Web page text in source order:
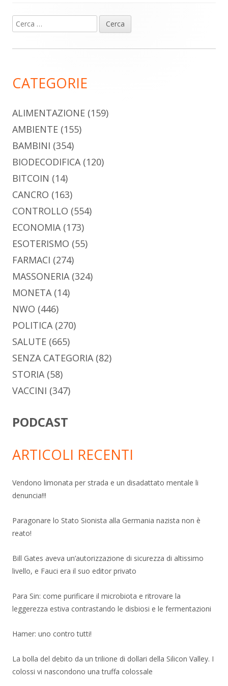
Barra
laterale
Ricerca
per:
CATEGORIE
ALIMENTAZIONE (159)
AMBIENTE (155)
BAMBINI (354)
BIODECODIFICA (120)
BITCOIN (14)
CANCRO (163)
CONTROLLO (554)
ECONOMIA (173)
ESOTERISMO (55)
FARMACI (274)
MASSONERIA (324)
MONETA (14)
NWO (446)
POLITICA (270)
SALUTE (665)
SENZA CATEGORIA (82)
STORIA (58)
VACCINI (347)
PODCAST
ARTICOLI RECENTI
Vendono limonata per strada e un disadattato mentale li
denuncia!!!
Paragonare lo Stato Sionista alla Germania nazista non è
reato!
Bill Gates aveva un’autorizzazione di sicurezza di altissimo
livello, e Fauci era il suo editor privato
Para Sin: come purificare il microbiota e ritrovare la
leggerezza estiva contrastando le disbiosi e le fermentazioni
Hamer: uno contro tutti!
La bolla del debito da un trilione di dollari della Silicon Valley. I
colossi vi nascondono una truffa colossale